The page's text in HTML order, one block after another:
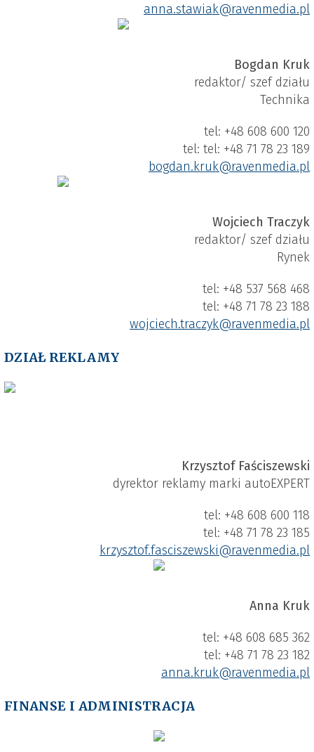
anna.stawiak​@ravenmedia.pl
Bogdan Kruk
redaktor/ szef działu
Technika
tel: +48 608 600 120
tel: tel: +48 71 78 23 189
bogdan.kruk​@ravenmedia.pl
Wojciech Traczyk
redaktor/ szef działu
Rynek
tel: +48 537 568 468
tel: +48 71 78 23 188
wojciech.traczyk​@ravenmedia.pl
DZIAŁ REKLAMY
Krzysztof Faściszewski
dyrektor reklamy marki autoEXPERT
tel: +48 608 600 118
tel: +48 71 78 23 185
krzysztof.fasciszewski​@ravenmedia.pl
Anna Kruk
tel: +48 608 685 362
tel: +48 71 78 23 182
anna.kruk​@ravenmedia.pl
FINANSE I ADMINISTRACJA